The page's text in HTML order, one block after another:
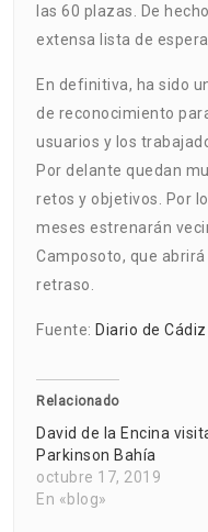
las 60 plazas. De
extensa lista de espera.
En definitiva, ha sido
de reconocimiento
usuarios y los
Por delante quedan
retos y objetivos. Por
meses estrenarán
Camposoto, que
retraso.
Fuente: Diario de Cádiz
Relacionado
David de la Encina
Parkinson Bahía
octubre 17, 2019
En «blog»